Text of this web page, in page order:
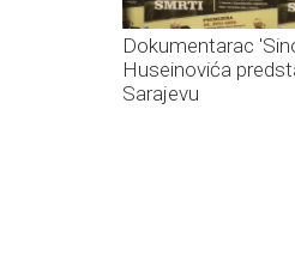
Dokumentarac
Huseinovića
Sarajevu